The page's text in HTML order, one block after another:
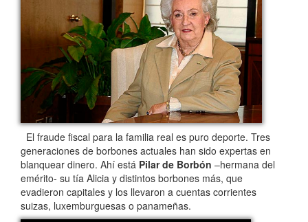
El fraude fiscal para la familia real es puro deporte. Tres
generaciones de borbones actuales han sido expertas en
blanquear dinero. Ahí está Pilar de Borbón –hermana del
emérito- su tía Alicia y distintos borbones más, que
evadieron capitales y los llevaron a cuentas corrientes
suizas, luxemburguesas o panameñas.